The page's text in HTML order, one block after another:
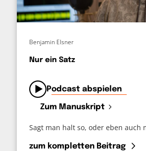
Nur ein Satz
Benjamin Elsner
Podcast abspielen
Zum Manuskript
Sagt man halt so, oder eben auch
zum kompletten Beitrag